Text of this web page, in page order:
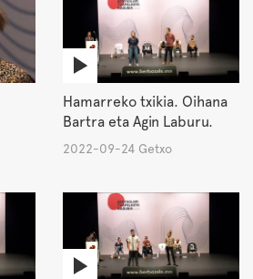
Hamarreko txikia. Oihana
Bartra eta Agin Laburu.
2022-09-24 Getxo